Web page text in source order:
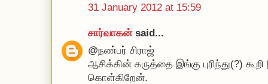
31 January 2012 at 15:59
சார்வாகன்said...
@நண்பர் சிராஜ்
ஆசிக்கின் கருத்தை இங்கு புரிந்து(?)
கொள்கிறேன்.